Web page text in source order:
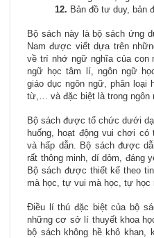
12. Bản đồ tư duy, bản
Bộ sách này là bộ sách ứng
Nam được viết dựa trên
về trí nhớ ngữ nghĩa của
ngữ học tâm lí, ngôn ngữ
giáo dục ngôn ngữ, phân loại
từ,… và đặc biệt là trong ngôn
Bộ sách được tổ chức dưới
huống, hoạt động vui chơi
và hấp dẫn. Bộ sách được
rất thông minh, dí dỏm, đáng
Bộ sách được thiết kế theo
mà học, tự vui mà học, tự học
Điều lí thú đặc biệt của bộ
những cơ sở lí thuyết khoa
bộ sách không hề khô khan,